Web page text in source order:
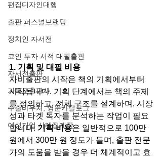
편집디자인대행
출판 퍼스널브랜딩
정치인 자서전
코인 투자 서적 대필출판
자서전출판
기독교출판사
수출바우처, 영문카탈로그
여성기업 사례집제작
1. 기획 및 대필 비용
자비출판의 시작은 책의 기획에서부터
시작됩니다. 기획 단계에서는 책의 주제
를 정의하고, 전체 구조를 설계하며, 시장
성과 타겟 독자를 분석하는 작업이 필요
합니다. 기획 비용은 일반적으로 100만
원에서 300만 원 정도가 들며, 출판 전문
가의 도움을 받을 경우 더 체계적이고 효